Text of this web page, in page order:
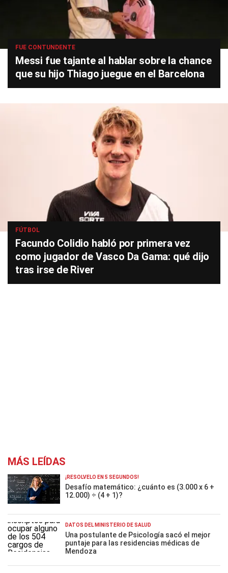
FUE CONTUNDENTE
Messi fue tajante al hablar sobre la chance
que su hijo Thiago juegue en el Barcelona
FÚTBOL
Facundo Colidio habló por primera vez
como jugador de Vasco Da Gama: qué dijo
tras irse de River
MÁS LEÍDAS
¡RESOLVELO EN 5 SEGUNDOS!
Desafío matemático: ¿cuánto es (3.000 x 6 +
12.000) ÷ (4 + 1)?
DATOS DEL MINISTERIO DE SALUD
Una postulante de Psicología sacó el mejor
puntaje para las residencias médicas de
Mendoza